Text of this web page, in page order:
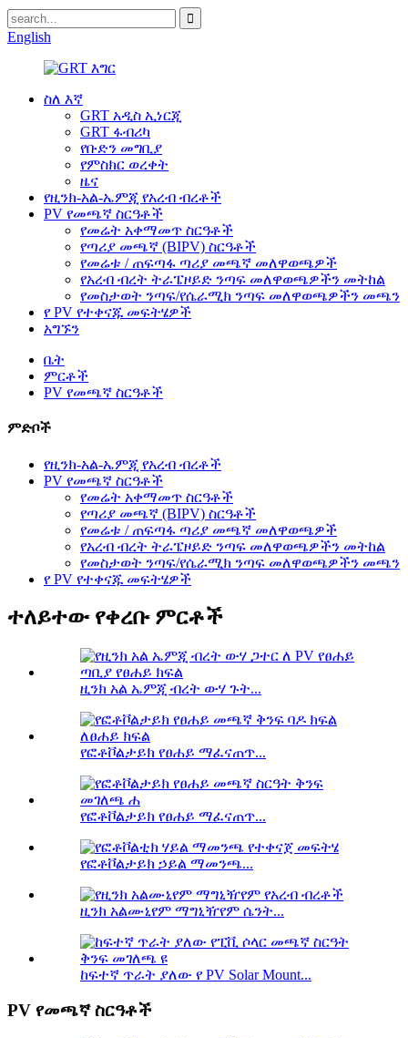
English
ስለ እኛ
GRT አዲስ ኢነርጂ
GRT ፋብሪካ
የቡድን መግቢያ
የምስክር ወረቀት
ዜና
የዚንክ-አል-ኤምጂ የአረብ ብረቶች
PV የመጫኛ ስርዓቶች
የመሬት አቀማመጥ ስርዓቶች
የጣሪያ መጫኛ (BIPV) ስርዓቶች
የመሬቱ / ጠፍጣፋ ጣሪያ መጫኛ መለዋወጫዎች
የአረብ ብረት ትራፔዞይድ ንጣፍ መለዋወጫዎችን መትከል
የመስታወት ንጣፍ/የሴራሚክ ንጣፍ መለዋወጫዎችን መጫን
የ PV የተቀናጁ መፍትሄዎች
አግኙን
ቤት
ምርቶች
PV የመጫኛ ስርዓቶች
ምድቦች
የዚንክ-አል-ኤምጂ የአረብ ብረቶች
PV የመጫኛ ስርዓቶች
የመሬት አቀማመጥ ስርዓቶች
የጣሪያ መጫኛ (BIPV) ስርዓቶች
የመሬቱ / ጠፍጣፋ ጣሪያ መጫኛ መለዋወጫዎች
የአረብ ብረት ትራፔዞይድ ንጣፍ መለዋወጫዎችን መትከል
የመስታወት ንጣፍ/የሴራሚክ ንጣፍ መለዋወጫዎችን መጫን
የ PV የተቀናጁ መፍትሄዎች
ተለይተው የቀረቡ ምርቶች
ዚንክ አል ኤምጂ ብረት ውሃ ጉት...
የፎቶቮልታይክ የፀሐይ ማፈናጠጥ...
የፎቶቮልታይክ የፀሐይ ማፈናጠጥ...
የፎቶቮልታይክ ኃይል ማመንጫ...
ዚንክ አልሙኒየም ማግኒዥየም ሴንት...
ከፍተኛ ጥራት ያለው የ PV Solar Mount...
PV የመጫኛ ስርዓቶች